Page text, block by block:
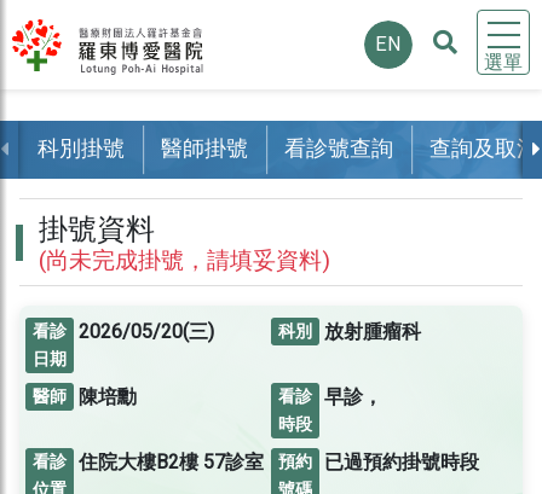
選單
EN
科別掛號 醫師掛號 看診號查詢 查詢及取消
掛號資料
(尚未完成掛號，請填妥資料)
看診
日期
2026/05/20(三) 科別 放射腫瘤科
醫師 陳培勳
看診
時段
早診，
看診 住院大樓B2樓57診室 預約 已過預約掛號時段